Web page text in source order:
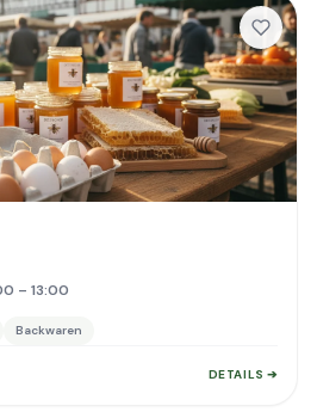
– 13:00
Backwaren
DETAILS ➔